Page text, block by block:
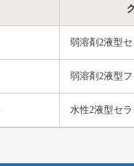
弱溶剤2液型
弱溶剤2液型
水性2液型セ